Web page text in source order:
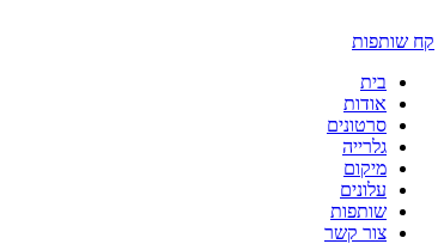
לתוכן
קח שותפות
בית
אודות
סרטונים
גלרייה
מיקום
עלונים
שותפות
צור קשר